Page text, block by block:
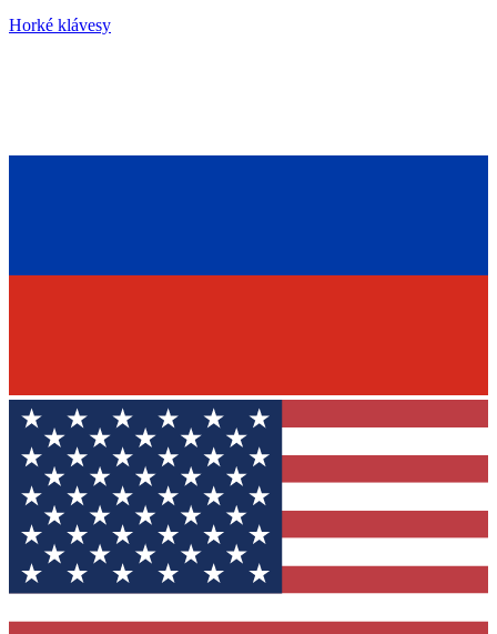
Horké klávesy